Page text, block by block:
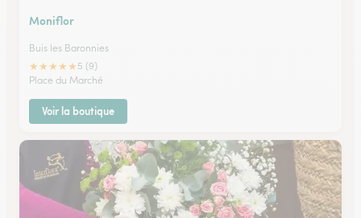
Moniflor
Buis les Baronnies
★★★★★ 5 (9)
Place du Marché
Voir la boutique